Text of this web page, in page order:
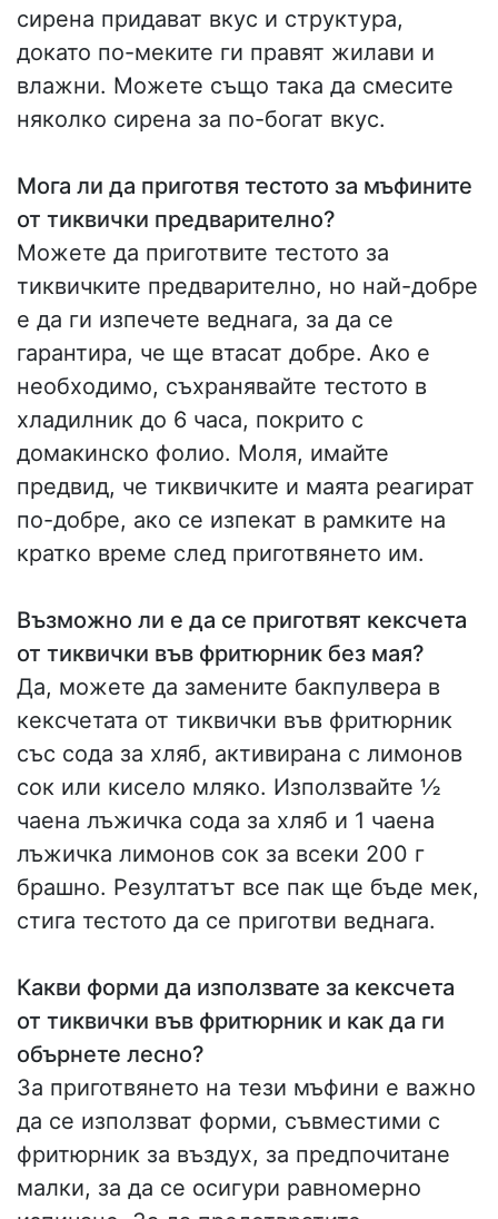
сирена придават вкус и структура,
докато по-меките ги правят жилави и
влажни. Можете също така да смесите
няколко сирена за по-богат вкус.
Мога ли да приготвя тестото за мъфините
от тиквички предварително?
Можете да приготвите тестото за
тиквичките предварително, но най-добре
е да ги изпечете веднага, за да се
гарантира, че ще втасат добре. Ако е
необходимо, съхранявайте тестото в
хладилник до 6 часа, покрито с
домакинско фолио. Моля, имайте
предвид, че тиквичките и маята реагират
по-добре, ако се изпекат в рамките на
кратко време след приготвянето им.
Възможно ли е да се приготвят кексчета
от тиквички във фритюрник без мая?
Да, можете да замените бакпулвера в
кексчетата от тиквички във фритюрник
със сода за хляб, активирана с лимонов
сок или кисело мляко. Използвайте ½
чаена лъжичка сода за хляб и 1 чаена
лъжичка лимонов сок за всеки 200 г
брашно. Резултатът все пак ще бъде мек,
стига тестото да се приготви веднага.
Какви форми да използвате за кексчета
от тиквички във фритюрник и как да ги
обърнете лесно?
За приготвянето на тези мъфини е важно
да се използват форми, съвместими с
фритюрник за въздух, за предпочитане
малки, за да се осигури равномерно